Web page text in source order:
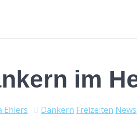
im
Ehlers Dankern Freizeiten News